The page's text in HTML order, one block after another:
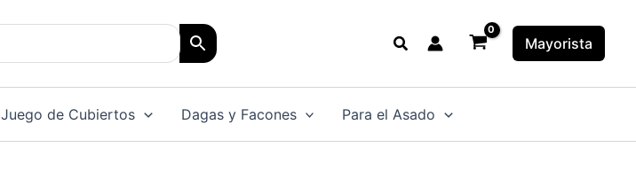
Buscar Mayorista
Juego de Cubiertos Dagas y Facones Para el Asado